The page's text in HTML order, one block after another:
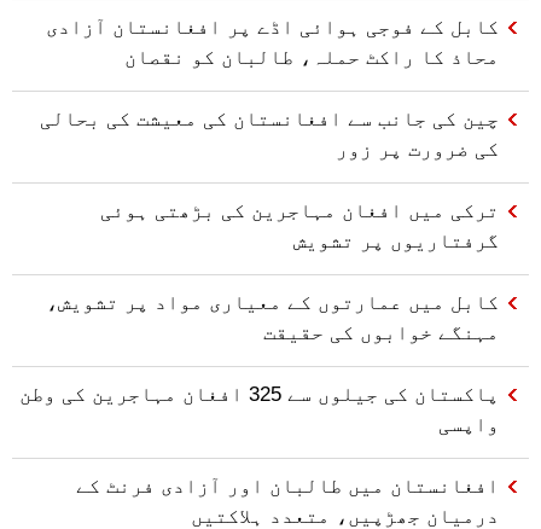
کابل کے فوجی ہوائی اڈے پر افغانستان آزادی
محاذ کا راکٹ حملہ، طالبان کو نقصان
چین کی جانب سے افغانستان کی معیشت کی بحالی
کی ضرورت پر زور
ترکی میں افغان مہاجرین کی بڑھتی ہوئی
گرفتاریوں پر تشویش
کابل میں عمارتوں کے معیاری مواد پر تشویش،
مہنگے خوابوں کی حقیقت
پاکستان کی جیلوں سے 325 افغان مہاجرین کی وطن
واپسی
افغانستان میں طالبان اور آزادی فرنٹ کے
درمیان جھڑپیں، متعدد ہلاکتیں